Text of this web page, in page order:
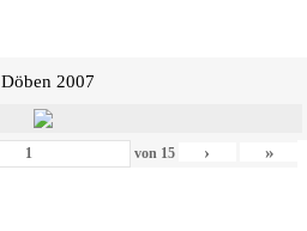
Döben 2007
von 15 › »